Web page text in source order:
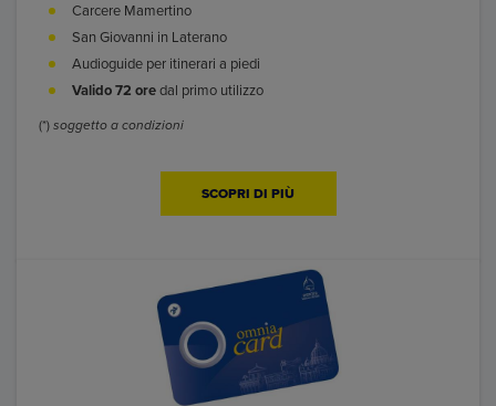
Carcere Mamertino
San Giovanni in Laterano
Audioguide per itinerari a piedi
Valido 72 oredal primo utilizzo
(*) soggetto a condizioni
SCOPRI DI PIÙ